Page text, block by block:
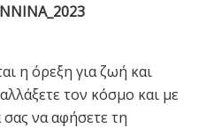
η όρεξη για ζωή και
τον κόσμο και με
να αφήσετε τη